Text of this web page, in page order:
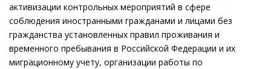
активизации контрольных мероприятий в сфере
соблюдения иностранными гражданами и лицами без
гражданства установленных правил проживания и
временного пребывания в Российской Федерации и их
миграционному учету, организации работы по